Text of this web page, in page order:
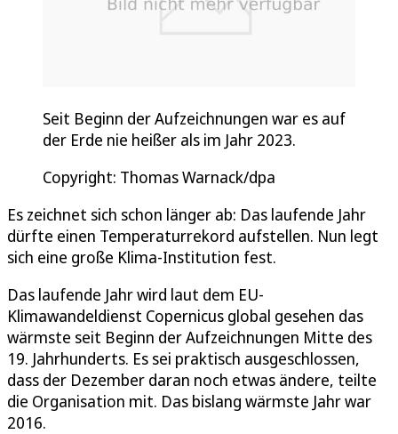
Seit Beginn der Aufzeichnungen war es auf
der Erde nie heißer als im Jahr 2023.
Copyright: Thomas Warnack/dpa
Es zeichnet sich schon länger ab: Das laufende Jahr
dürfte einen Temperaturrekord aufstellen. Nun legt
sich eine große Klima-Institution fest.
Das laufende Jahr wird laut dem EU-
Klimawandeldienst Copernicus global gesehen das
wärmste seit Beginn der Aufzeichnungen Mitte des
19. Jahrhunderts. Es sei praktisch ausgeschlossen,
dass der Dezember daran noch etwas ändere, teilte
die Organisation mit. Das bislang wärmste Jahr war
2016.